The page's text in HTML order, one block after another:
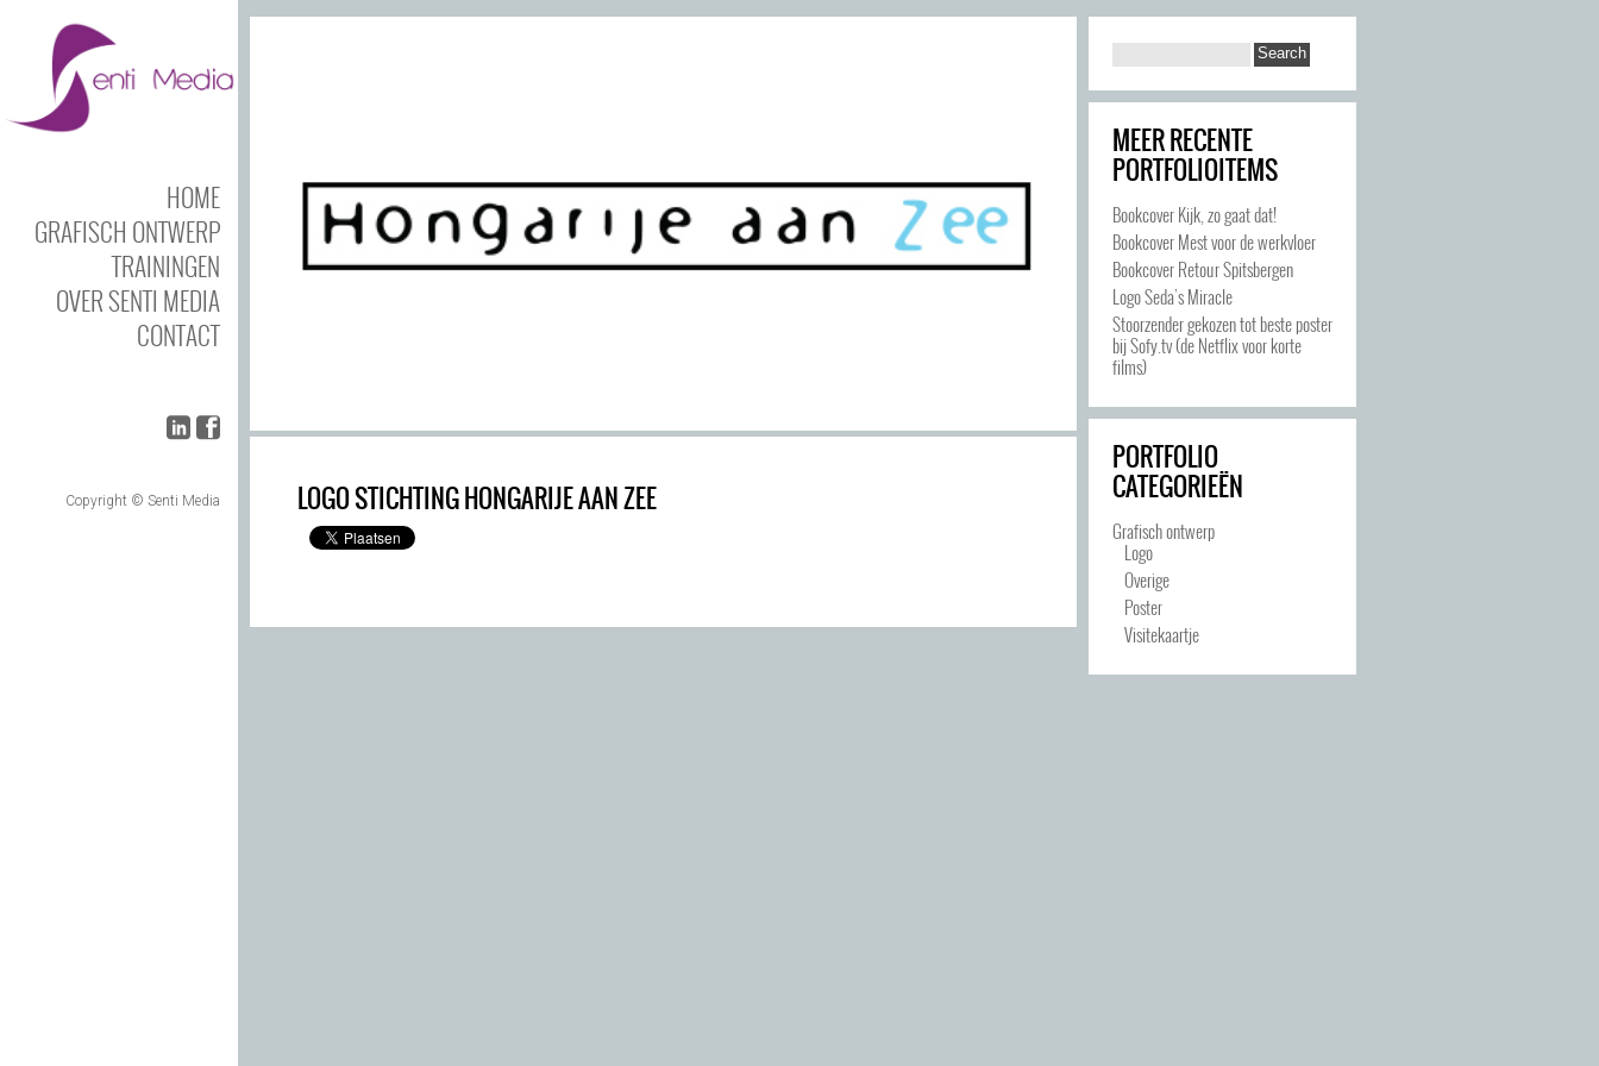
HOME
GRAFISCH ONTWERP
TRAININGEN
OVER SENTI MEDIA
CONTACT
Copyright © Senti Media LOGO STICHTING HONGARIJE AAN ZEE
MEER RECENTE
PORTFOLIOITEMS
Bookcover Kijk, zo gaat dat!
Bookcover Mest voor de werkvloer
Bookcover Retour Spitsbergen
Logo Seda’s Miracle
Stoorzender gekozen tot beste poster
bij Sofy.tv (de Netflix voor korte
films)
PORTFOLIO
CATEGORIEËN
Grafisch ontwerp
Logo
Overige
Poster
Visitekaartje